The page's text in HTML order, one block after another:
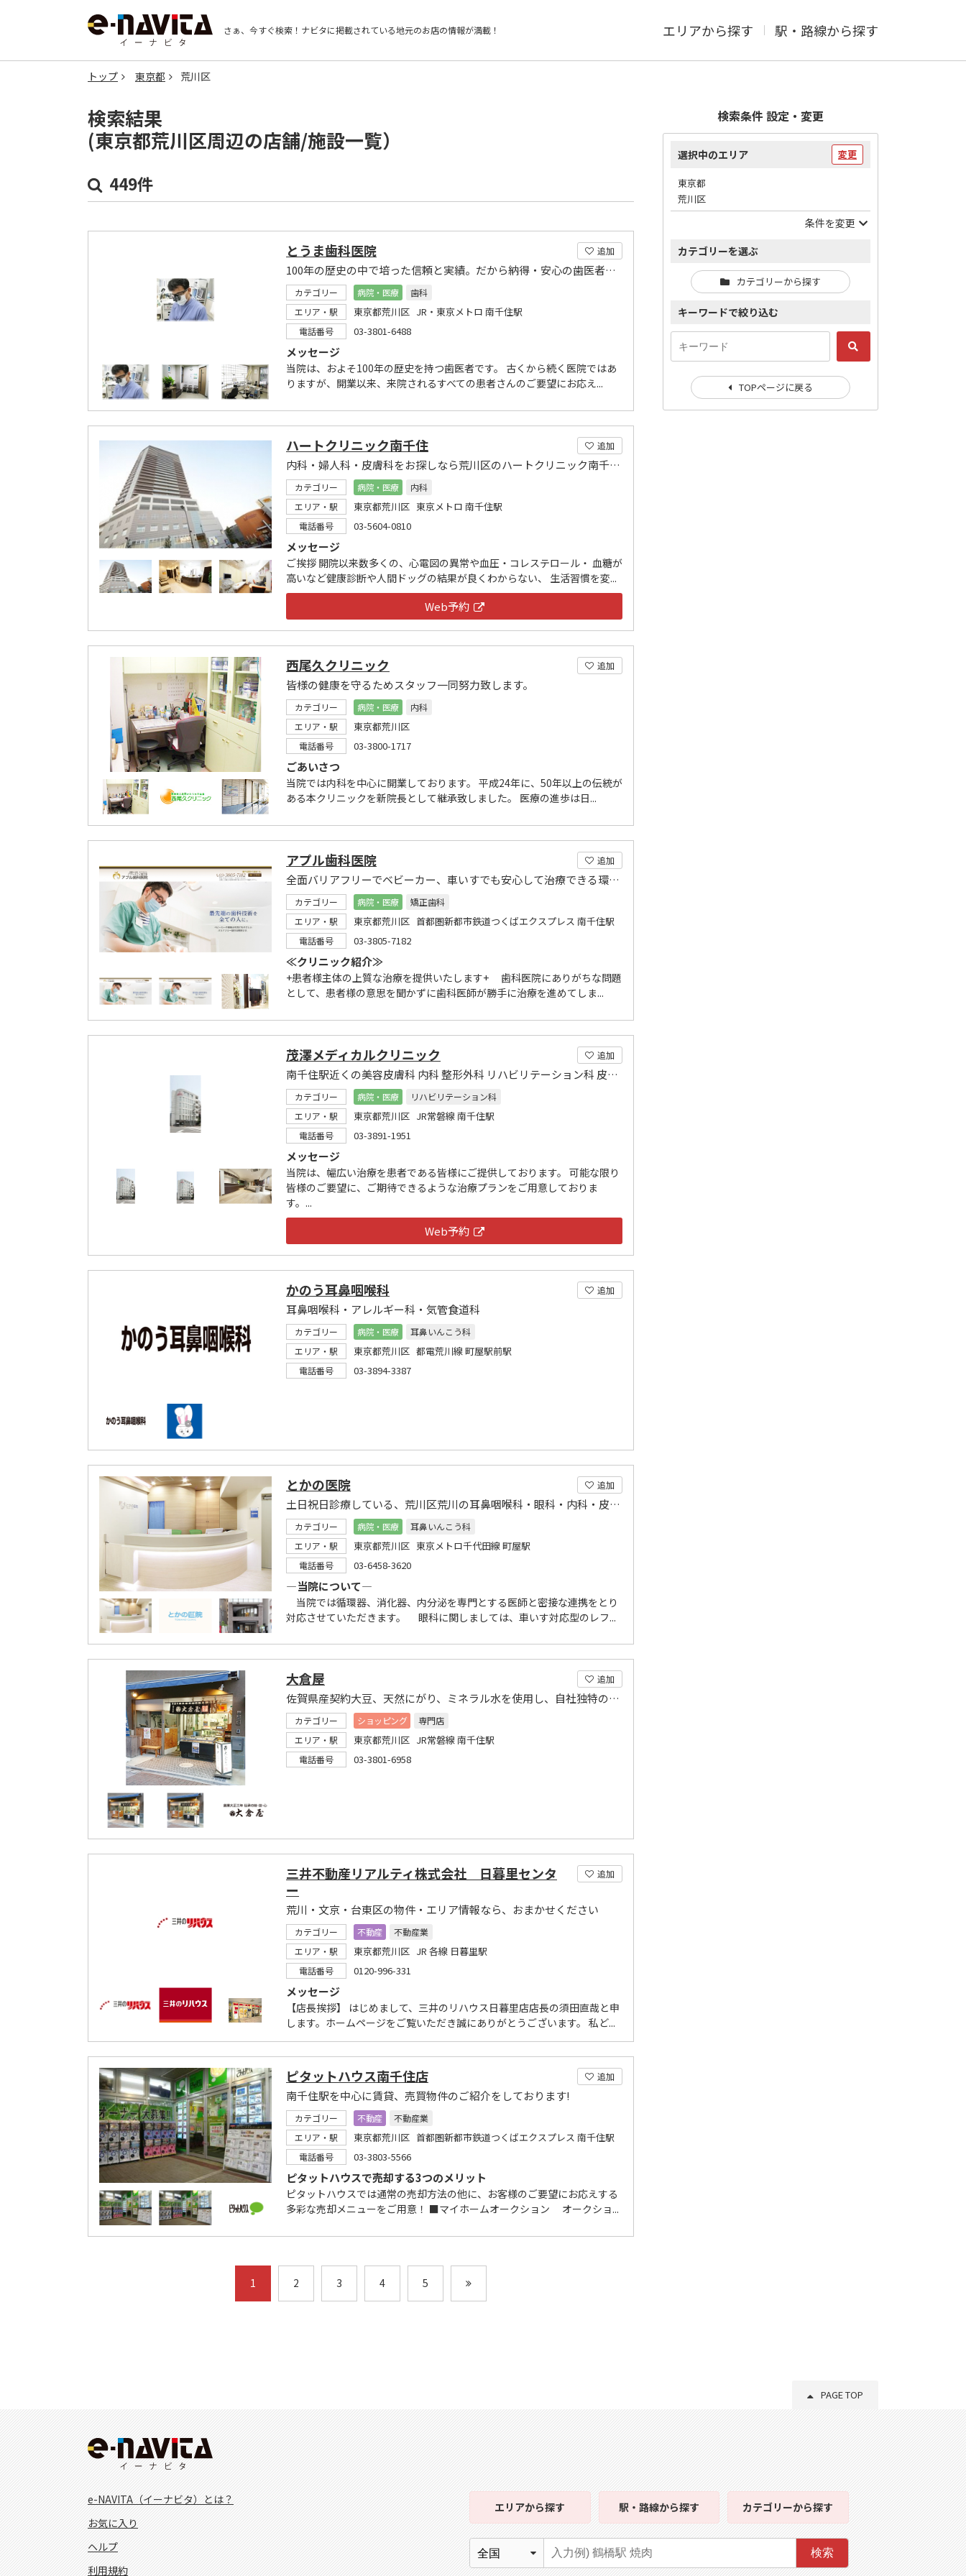
さぁ、今すぐ検索！ ナビタに掲載されている地元のお店の情報が満載！ エリアから探す 駅・路線から探す
トップ 東京都 荒川区
検索結果
(東京都荒川区周辺の店舗/施設一覧）
449件
追加
とうま歯科医院
100年の歴史の中で培った信頼と実績。だから納得・安心の歯医者さん。
カテゴリー 病院・医療
歯科
エリア・駅
東京都荒川区 JR・東京メトロ 南千住駅
電話番号 03-3801-6488
メッセージ
当院は、およそ100年の歴史を持つ歯医者です。 古くから続く医院ではあ
りますが、開業以来、来院されるすべての患者さんのご要望にお応え...
追加
ハートクリニック南千住
内科・婦人科・皮膚科をお探しなら荒川区のハートクリニック南千住まで
カテゴリー 病院・医療
内科
エリア・駅
東京都荒川区 東京メトロ 南千住駅
電話番号 03-5604-0810
メッセージ
ご挨拶 開院以来数多くの、心電図の異常や血圧・コレステロール・ 血糖が
高いなど健康診断や人間ドッグの結果が良くわからない、 生活習慣を変...
Web予約
追加
西尾久クリニック
皆様の健康を守るためスタッフ一同努力致します。
カテゴリー 病院・医療
内科
エリア・駅
東京都荒川区
電話番号 03-3800-1717
ごあいさつ
当院では内科を中心に開業しております。 平成24年に、50年以上の伝統が
ある本クリニックを新院長として継承致しました。 医療の進歩は日...
追加
アプル歯科医院
全面バリアフリーでベビーカー、車いすでも安心して治療できる環境です
カテゴリー 病院・医療
矯正歯科
エリア・駅
東京都荒川区 首都圏新都市鉄道つくばエクスプレス 南千住駅
電話番号 03-3805-7182
≪クリニック紹介≫
+患者様主体の上質な治療を提供いたします+ 歯科医院にありがちな問題
として、患者様の意思を聞かずに歯科医師が勝手に治療を進めてしま...
追加
茂澤メディカルクリニック
南千住駅近くの美容皮膚科 内科 整形外科 リハビリテーション科 皮膚科 循環器内科 糖尿病内科
カテゴリー 病院・医療
リハビリテーション科
エリア・駅
東京都荒川区 JR常磐線 南千住駅
電話番号 03-3891-1951
メッセージ
当院は、幅広い治療を患者である皆様にご提供しております。 可能な限り
皆様のご要望に、ご期待できるような治療プランをご用意しておりま
す。...
Web予約
追加
かのう耳鼻咽喉科
耳鼻咽喉科・アレルギー科・気管食道科
カテゴリー 病院・医療
耳鼻いんこう科
エリア・駅
東京都荒川区 都電荒川線 町屋駅前駅
電話番号 03-3894-3387
追加
とかの医院
土日祝日診療している、荒川区荒川の耳鼻咽喉科・眼科・内科・皮膚科
カテゴリー 病院・医療
耳鼻いんこう科
エリア・駅
東京都荒川区 東京メトロ千代田線 町屋駅
電話番号 03-6458-3620
―当院について―
当院では循環器、消化器、内分泌を専門とする医師と密接な連携をとり
対応させていただきます。 眼科に関しましては、車いす対応型のレフ...
追加
大倉屋
佐賀県産契約大豆、天然にがり、ミネラル水を使用し、自社独特の豆腐を製造しております。
カテゴリー ショッピング
専門店
エリア・駅
東京都荒川区 JR常磐線 南千住駅
電話番号 03-3801-6958
追加
三井不動産リアルティ株式会社 日暮里センタ
ー
荒川・文京・台東区の物件・エリア情報なら、おまかせください
カテゴリー 不動産
不動産業
エリア・駅
東京都荒川区 JR 各線 日暮里駅
電話番号 0120-996-331
メッセージ
【店長挨拶】 はじめまして、三井のリハウス日暮里店店長の須田直哉と申
します。ホームページをご覧いただき誠にありがとうございます。 私ど...
追加
ピタットハウス南千住店
南千住駅を中心に賃貸、売買物件のご紹介をしております!
カテゴリー 不動産
不動産業
エリア・駅
東京都荒川区 首都圏新都市鉄道つくばエクスプレス 南千住駅
電話番号 03-3803-5566
ピタットハウスで売却する3つのメリット
ピタットハウスでは通常の売却方法の他に、お客様のご要望にお応えする
多彩な売却メニューをご用意！ ■マイホームオークション オークショ...
1 2 3 4 5
検索条件 設定・変更
選択中のエリア 変更
東京都
荒川区
条件を変更
カテゴリーを選ぶ
カテゴリーから探す
キーワードで絞り込む
TOPページに戻る
PAGE TOP
e-NAVITA（イーナビタ）とは？
お気に入り
ヘルプ
利用規約
エリアから探す 駅・路線から探す カテゴリーから探す
検索